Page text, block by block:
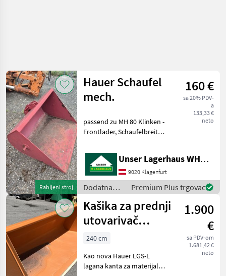
Rabljeni stroj
Hauer Schaufel
mech.
160 €
sa 20% PDV-
a
133,33 €
neto
passend zu MH 80 Klinken -
Frontlader, Schaufelbreite
- wenig gebraucht, SOFORT
VERFÜGBAR! Informieren
Sie sichbitte vor Fahrt-
Antritt tel
Unser Lagerhaus WHG, Kärnten, Klagenfurt
9020 Klagenfurt
Dodatna
oprema za
traktore /
Hauer
Premium Plus trgovac
Kašika za prednji
utovarivač
Hauer LGS-L
1.900
€
sa PDV-om
1.681,42 €
neto
240 cm
Kao nova Hauer LGS-L
lagana kanta za materijal